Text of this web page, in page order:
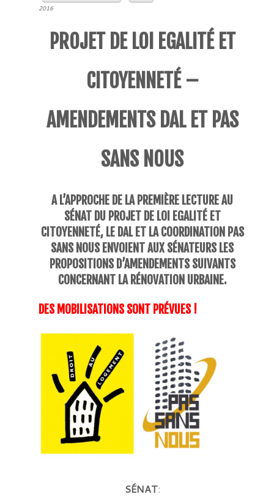
2016
PROJET DE LOI EGALITÉ ET
CITOYENNETÉ –
AMENDEMENTS DAL ET PAS
SANS NOUS
A L’APPROCHE DE LA PREMIÈRE LECTURE AU
SÉNAT DU PROJET DE LOI EGALITÉ ET
CITOYENNETÉ, LE DAL ET LA COORDINATION PAS
SANS NOUS ENVOIENT AUX SÉNATEURS LES
PROPOSITIONS D’AMENDEMENTS SUIVANTS
CONCERNANT LA RÉNOVATION URBAINE.
DES MOBILISATIONS SONT PRÉVUES !
SÉNAT: